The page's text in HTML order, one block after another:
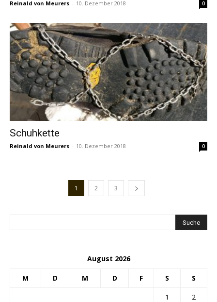
Reinald von Meurers - 10. Dezember 2018 0
Schuhkette
Reinald von Meurers - 10. Dezember 2018 0
1 2 3
August 2026
M D M D F S S
1
2